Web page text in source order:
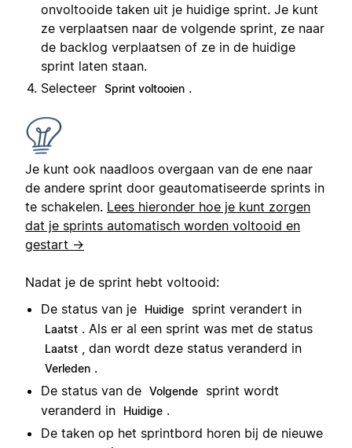
onvoltooide taken uit je huidige sprint. Je kunt
ze verplaatsen naar de volgende sprint, ze naar
de backlog verplaatsen of ze in de huidige
sprint laten staan.
Selecteer Sprint voltooien .
Je kunt ook naadloos overgaan van de ene naar
de andere sprint door geautomatiseerde sprints in
te schakelen. Lees hieronder hoe je kunt zorgen
dat je sprints automatisch worden voltooid en
gestart →
Nadat je de sprint hebt voltooid:
De status van je
Huidige sprint verandert in
Laatst . Als er al een sprint was met de status
Laatst , dan wordt deze status veranderd in
Verleden .
De status van de Volgende
sprint wordt
veranderd in
Huidige .
De taken op het sprintbord horen bij de nieuwe